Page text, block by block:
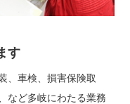
す
、車検、損害保険取
など多岐にわたる業務